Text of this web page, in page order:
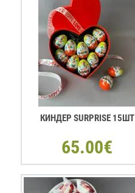
КИНДЕР SURPRISE 15ШТ
65.00€